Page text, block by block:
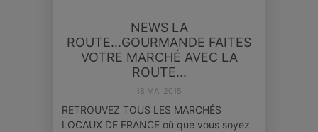
NEWS LA
ROUTE...GOURMANDE FAITES
VOTRE MARCHÉ AVEC LA
ROUTE...
18 MAI 2015
RETROUVEZ TOUS LES MARCHÉS
LOCAUX DE FRANCE où que vous soyez